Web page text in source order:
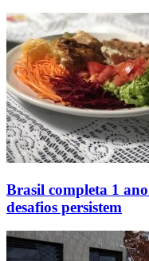
Brasil completa 1
desafios persistem